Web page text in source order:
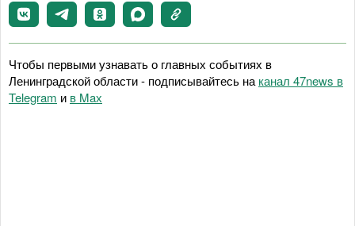
Чтобы первыми узнавать о главных событиях в
Ленинградской области - подписывайтесь на канал 47news в
Telegram и в Maх